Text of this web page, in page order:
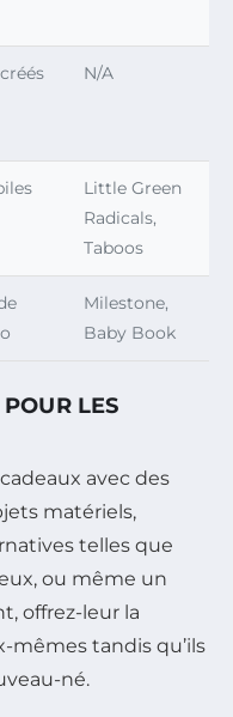
N/A
Little Green
Radicals,
Taboos
Milestone,
Baby Book
LES
avec des
matériels,
telles que
ou même un
offrez-leur la
mêmes tandis qu’ils
né.